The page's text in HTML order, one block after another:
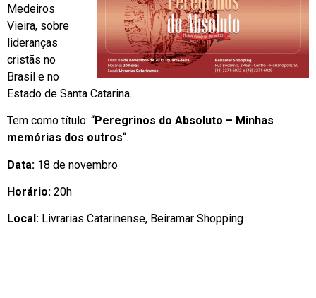
Medeiros
Vieira, sobre
lideranças
cristãs no
Brasil e no
Estado de Santa Catarina.
Tem como título: “Peregrinos do Absoluto – Minhas
memórias dos outros“.
Data: 18 de novembro
Horário: 20h
Local: Livrarias Catarinense, Beiramar Shopping